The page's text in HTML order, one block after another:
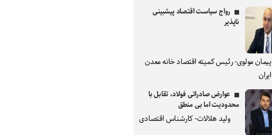
رواج سیاست اقتصاد پیشبینی
ناپذیر
پیمان مولوی- رئیس کمیته اقتصاد خانه معدن
ایران
عوارض صادراتی فولاد، تقابل با
محدودیت اما بی منطق
ولید هلالات- کارشناس اقتصادی